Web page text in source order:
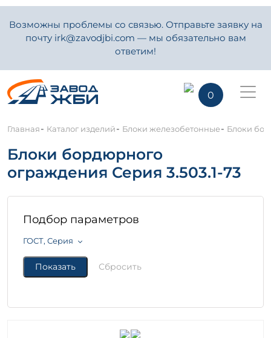
Возможны проблемы со связью. Отправьте заявку на
почту irk@zavodjbi.com — мы обязательно вам
ответим!
0
Главная- Каталог изделий- Блоки железобетонные- Блоки
Блоки бордюрного
ограждения Серия 3.503.1-73
Подбор параметров
ГОСТ, Серия